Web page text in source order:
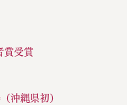
賞受賞
沖縄県初）